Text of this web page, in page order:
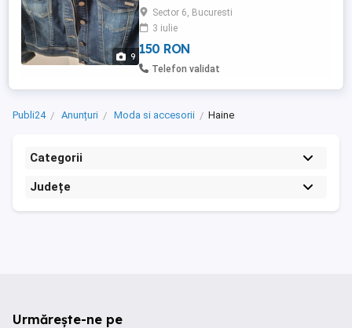
9
cm), din denim de bumbac strech,
prespălare albastru marin închis, închidere
cu nasturi metalici, buzunare cu clapă pe
piept, guler clasic. Lungime până
deasupra taliei, mâneci trei sferturi cu
Sector 6, Bucuresti
3 iulie
150 RON
Telefon validat
Publi24 Anunțuri Moda si accesorii Haine
Categorii
Județe
Urmărește-ne pe